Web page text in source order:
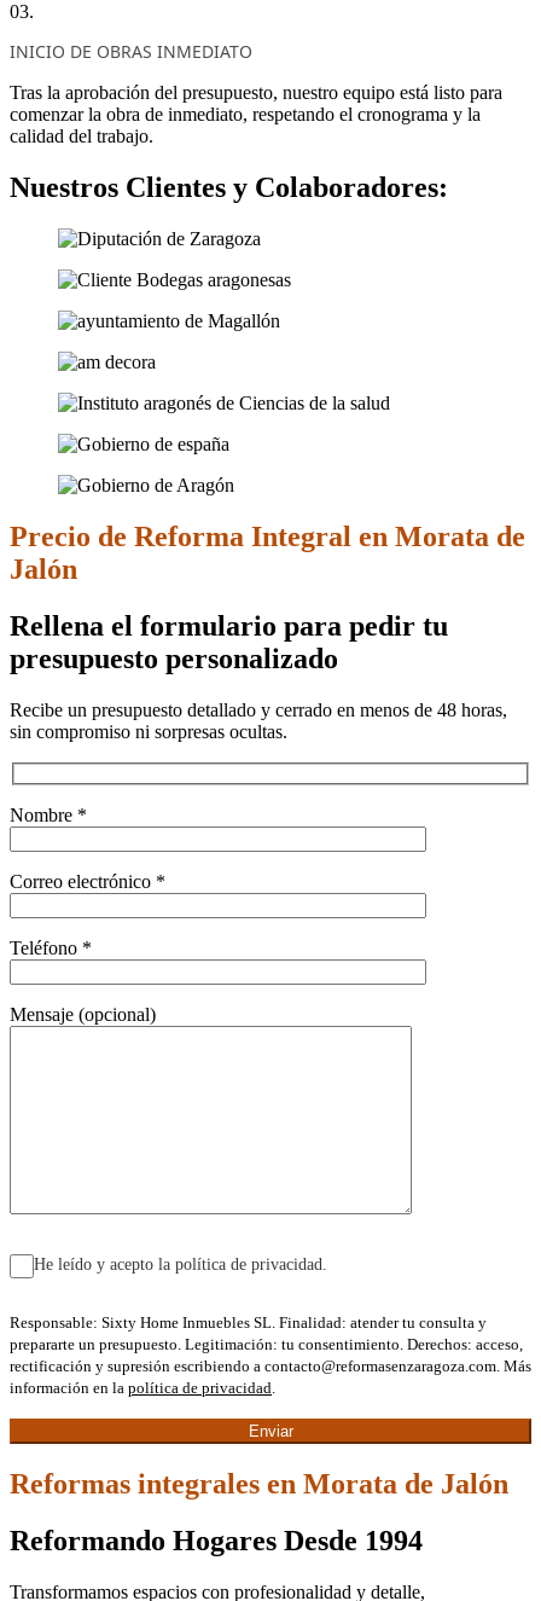
03.
INICIO DE OBRAS INMEDIATO
Tras la aprobación del presupuesto, nuestro equipo está listo para
comenzar la obra de inmediato, respetando el cronograma y la
calidad del trabajo.
Nuestros Clientes y Colaboradores:
Precio de Reforma Integral en Morata de
Jalón
Rellena el formulario para pedir tu
presupuesto personalizado
Recibe un presupuesto detallado y cerrado en menos de 48 horas,
sin compromiso ni sorpresas ocultas.
Nombre *
Correo electrónico *
Teléfono *
Mensaje (opcional)
He leído y acepto la política de privacidad.
Responsable: Sixty Home Inmuebles SL. Finalidad: atender tu consulta y
prepararte un presupuesto. Legitimación: tu consentimiento. Derechos: acceso,
rectificación y supresión escribiendo a contacto@reformasenzaragoza.com. Más
información en la política de privacidad.
Reformas integrales en Morata de Jalón
Reformando Hogares Desde 1994
Transformamos espacios con profesionalidad y detalle,